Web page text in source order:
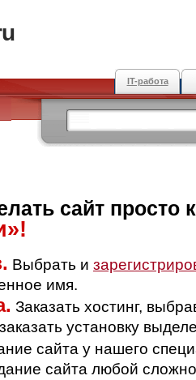
IT-работа
сайт просто
Выбрать и
имя.
Заказать хостинг,
установку
сайта у нашего
сайта любой